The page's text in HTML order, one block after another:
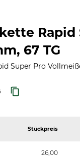
67 TG
Super Pro
Stückpreis
26,00